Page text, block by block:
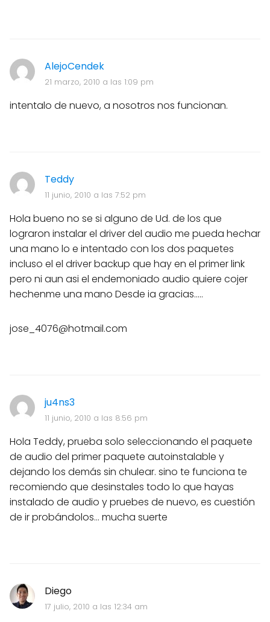
AlejoCendek
21 marzo, 2010 a las 1:09 pm
intentalo de nuevo, a nosotros nos funcionan.
Teddy
11 junio, 2010 a las 7:52 pm
Hola bueno no se si alguno de Ud. de los que
lograron instalar el driver del audio me pueda hechar
una mano lo e intentado con los dos paquetes
incluso el el driver backup que hay en el primer link
pero ni aun asi el endemoniado audio quiere cojer
hechenme una mano Desde ia gracias.....
jose_4076@hotmail.com
ju4ns3
11 junio, 2010 a las 8:56 pm
Hola Teddy, prueba solo seleccionando el paquete
de audio del primer paquete autoinstalable y
dejando los demás sin chulear. sino te funciona te
recomiendo que desinstales todo lo que hayas
instalado de audio y pruebes de nuevo, es cuestión
de ir probándolos... mucha suerte
Diego
17 julio, 2010 a las 12:34 am